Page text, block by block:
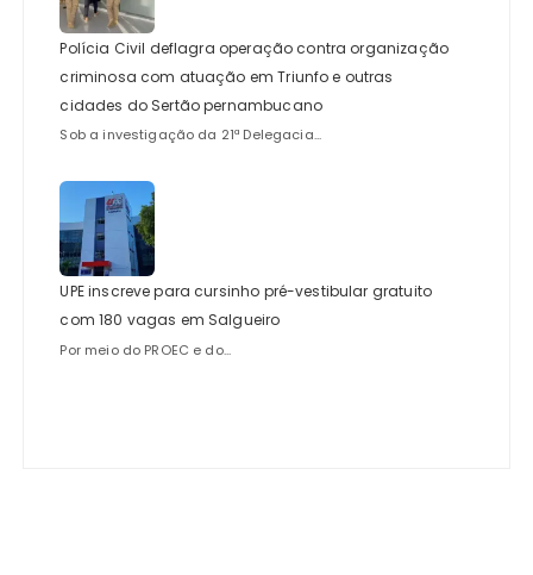
Polícia Civil deflagra operação contra organização
criminosa com atuação em Triunfo e outras
cidades do Sertão pernambucano
Sob a investigação da 21ª Delegacia...
UPE inscreve para cursinho pré-vestibular gratuito
com 180 vagas em Salgueiro
Por meio do PROEC e do...